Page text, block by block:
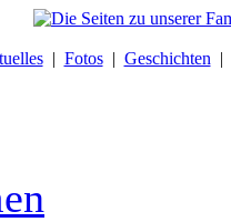
| Fotos| Geschichten |